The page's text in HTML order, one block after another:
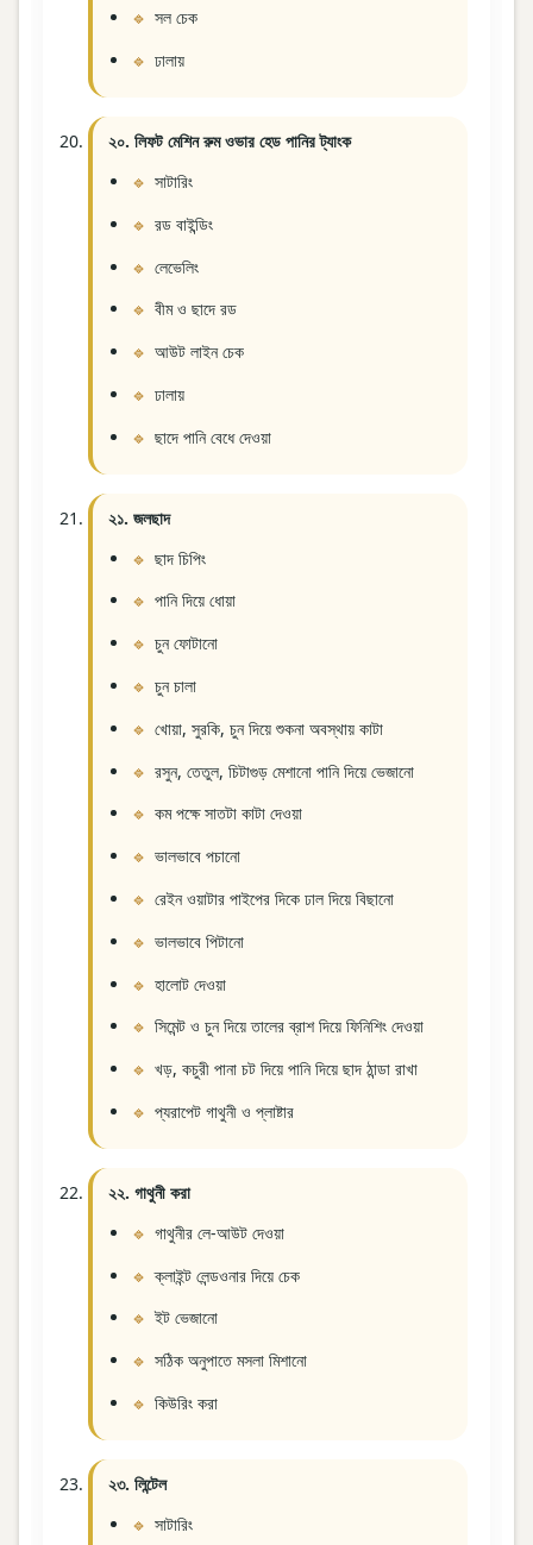
সল চেক
ঢালায়
২০. লিফট মেশিন রুম ওভার হেড পানির ট্যাংক
সাটারিং
রড বাইন্ডিং
লেভেলিং
বীম ও ছাদে রড
আউট লাইন চেক
ঢালায়
ছাদে পানি বেধে দেওয়া
২১. জলছাদ
ছাদ চিপিং
পানি দিয়ে ধোয়া
চুন ফোটানো
চুন চালা
খোয়া, সুরকি, চুন দিয়ে শুকনা অবস্থায় কাটা
রসুন, তেতুল, চিটাগুড় মেশানো পানি দিয়ে ভেজানো
কম পক্ষে সাতটা কাটা দেওয়া
ভালভাবে পচানো
রেইন ওয়াটার পাইপের দিকে ঢাল দিয়ে বিছানো
ভালভাবে পিটানো
হালোট দেওয়া
সিমেন্ট ও চুন দিয়ে তালের ব্রাশ দিয়ে ফিনিশিং দেওয়া
খড়, কচুরী পানা চট দিয়ে পানি দিয়ে ছাদ ঠান্ডা রাখা
প্যরাপেট গাথুনী ও প্লাষ্টার
২২. গাথুনী করা
গাথুনীর লে-আউট দেওয়া
ক্লাইন্ট লেন্ডওনার দিয়ে চেক
ইট ভেজানো
সঠিক অনুপাতে মসলা মিশানো
কিউরিং করা
২৩. লিন্টেল
সাটারিং